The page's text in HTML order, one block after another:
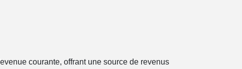
courante, offrant une source de revenus